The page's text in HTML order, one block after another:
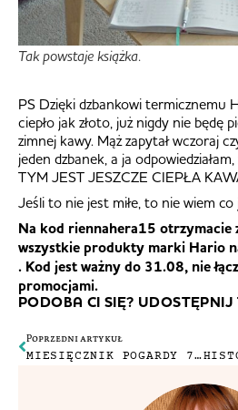
Tak powstaje książka.
PS Dzięki dzbankowi termicznemu
ciepło jak złoto, już nigdy nie będę
zimnej kawy. Mąż zapytał wczoraj
jeden dzbanek, a ja
TYM JEST JESZCZE CIEPŁA
Jeśli to nie jest miłe, to nie wiem co
Na kod riennahera15
wszystkie produkty marki Hario
. Kod jest ważny do 31.08, nie
promocjami.
PODOBA CI SIĘ?
Poprzedni artykuł
MIESIĘCZNIK POGARDY 7/2020